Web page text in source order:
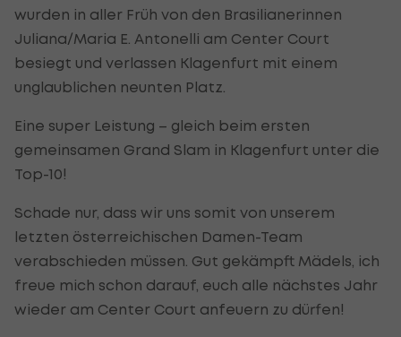
wurden in aller Früh von den Brasilianerinnen
Juliana/Maria E. Antonelli am Center Court
besiegt und verlassen Klagenfurt mit einem
unglaublichen neunten Platz.
Eine super Leistung – gleich beim ersten
gemeinsamen Grand Slam in Klagenfurt unter die
Top-10!
Schade nur, dass wir uns somit von unserem
letzten österreichischen Damen-Team
verabschieden müssen. Gut gekämpft Mädels, ich
freue mich schon darauf, euch alle nächstes Jahr
wieder am Center Court anfeuern zu dürfen!